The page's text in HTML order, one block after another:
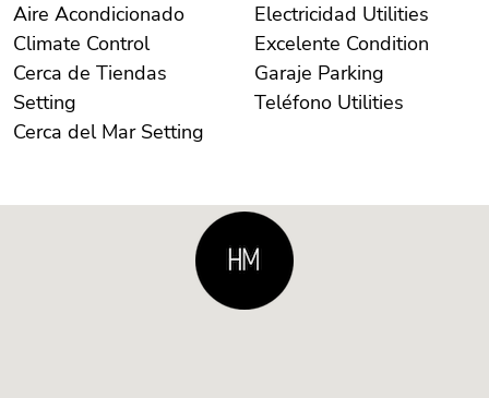
Aire Acondicionado
Climate Control
Cerca de Tiendas
Setting
Cerca del Mar Setting
Electricidad Utilities
Excelente Condition
Garaje Parking
Teléfono Utilities